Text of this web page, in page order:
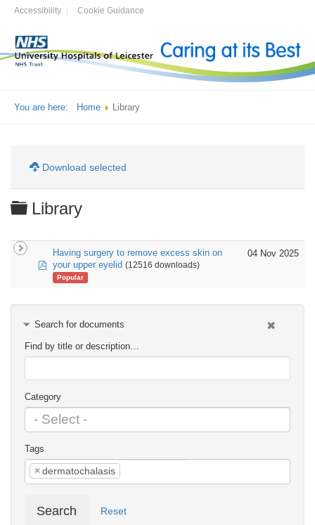
Accessibility Cookie Guidance
You are here: Home Library
Download selected
Folder
Library
pdf
Having surgery to remove excess skin on
your upper eyelid (12516 downloads)
Popular
04 Nov 2025
Search for documents
Find by title or description…
Category
Tags
× dermatochalasis
Search Reset